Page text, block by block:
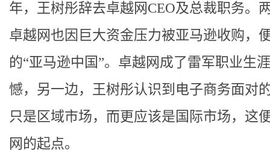
年，王树彤辞去卓越网CEO及总裁职务。
卓越网也因巨大资金压力被亚马逊收购，
的“亚马逊中国”。卓越网成了雷军职业生
憾，另一边，王树彤认识到电子商务面对
只是区域市场，而更应该是国际市场，这
网的起点。